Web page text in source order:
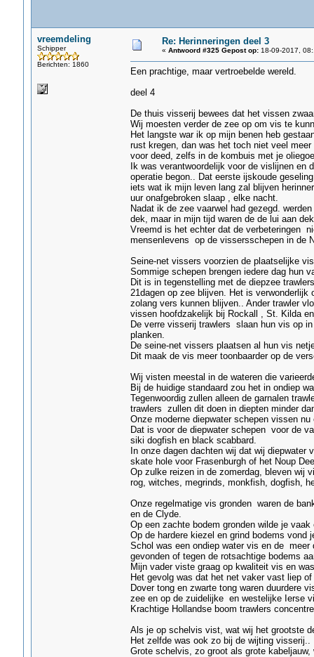
vreemdeling
Schipper
Berichten: 1860
Re: Herinneringen deel 3
« Antwoord #325 Gepost op:18-09-2017,
Een prachtige, maar vertroebelde wereld.
deel 4
De thuis visserij bewees dat het vissen
Wij moesten verder de zee op om vis te
Het langste war ik op mijn benen heb
rust kregen, dan was het toch niet veel
voor deed, zelfs in de kombuis met je
Ik was verantwoordelijk voor de vislijnen
operatie begon.. Dat eerste ijskoude
iets wat ik mijn leven lang zal blijven
uur onafgebroken slaap , elke nacht.
Nadat ik de zee vaarwel had gezegd.
dek, maar in mijn tijd waren de de lui aan
Vreemd is het echter dat de verbeteringen
mensenlevens op de vissersschepen in de
Seine-net vissers voorzien de plaatselijke
Sommige schepen brengen iedere dag hun
Dit is in tegenstelling met de diepzee
21dagen op zee blijven. Het is
zolang vers kunnen blijven.. Ander trawler
vissen hoofdzakelijk bij Rockall , St. Kilda
De verre visserij trawlers slaan hun vis op
planken.
De seine-net vissers plaatsen al hun vis
Dit maak de vis meer toonbaarder op de
Wij visten meestal in de wateren die
Bij de huidige standaard zou het in ondiep
Tegenwoordig zullen alleen de garnalen
trawlers zullen dit doen in diepten minder
Onze moderne diepwater schepen vissen
Dat is voor de diepwater schepen voor de
siki dogfish en black scabbard.
In onze dagen dachten wij dat wij
skate hole voor Frasenburgh of het Noup
Op zulke reizen in de zomerdag, bleven wij
rog, witches, megrinds, monkfish, dogfish,
Onze regelmatige vis gronden waren de
en de Clyde.
Op een zachte bodem gronden wilde je
Op de hardere kiezel en grind bodems vond
Schol was een ondiep water vis en de meer
gevonden of tegen de rotsachtige bodems
Mijn vader viste graag op kwaliteit vis en
Het gevolg was dat het net vaker vast liep
Dover tong en zwarte tong waren duurdere
zee en op de zuidelijke en westelijke Ierse
Krachtige Hollandse boom trawlers
Als je op schelvis vist, wat wij het grootste
Het zelfde was ook zo bij de wijting visserij..
Grote schelvis, zo groot als grote